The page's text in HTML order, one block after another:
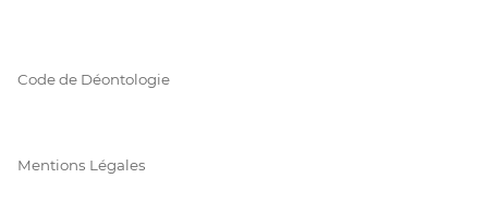
Code de Déontologie
Mentions Légales